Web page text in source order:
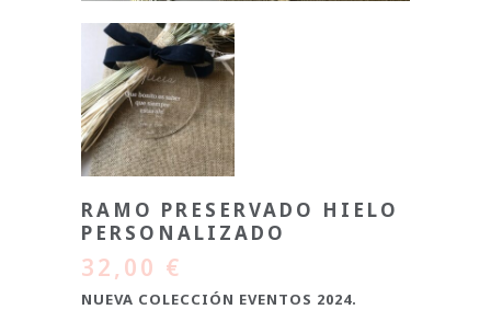
RAMO PRESERVADO HIELO
PERSONALIZADO
32,00 €
NUEVA COLECCIÓN EVENTOS 2024.